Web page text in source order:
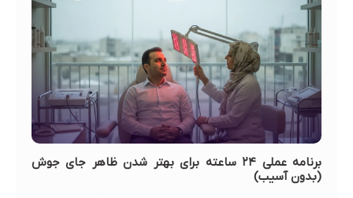
برنامه عملی ۲۴ ساعته برای بهتر شدن ظاهر جای جوش
(بدون آسیب)